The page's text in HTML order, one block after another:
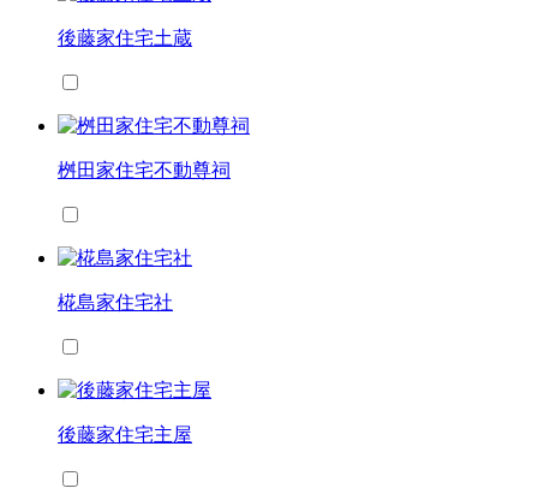
後藤家住宅土蔵
桝田家住宅不動尊祠
椛島家住宅社
後藤家住宅主屋